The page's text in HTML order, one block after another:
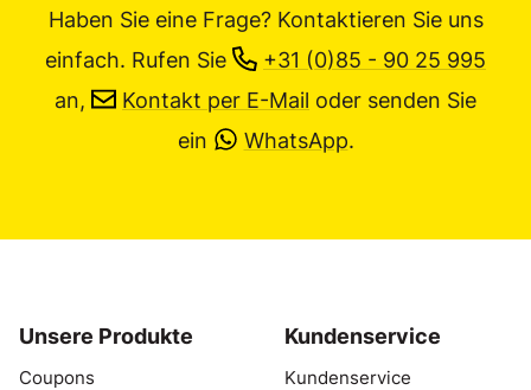
Haben Sie eine Frage? Kontaktieren Sie uns
einfach. Rufen Sie
+31 (0)85 - 90 25 995
an,
Kontakt per E-Mail oder senden Sie
ein
WhatsApp.
Unsere Produkte
Coupons
Kundenservice
Kundenservice